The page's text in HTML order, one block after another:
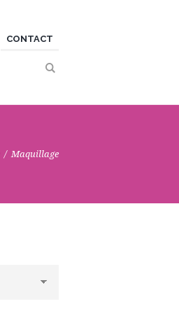
CONTACT
Maquillage